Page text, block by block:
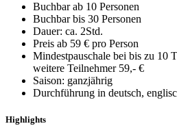
Buchbar ab 10 Personen
Buchbar bis 30 Personen
Dauer: ca. 2Std.
Preis ab 59 € pro Person
Mindestpauschale bei bis zu 10
weitere Teilnehmer 59,- €
Saison: ganzjährig
Durchführung in deutsch,
Highlights